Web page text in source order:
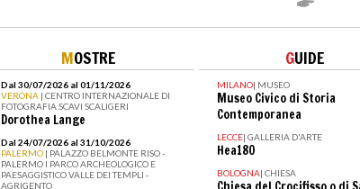
MOSTRE
Dal 30/07/2026 al 01/11/2026
VERONA | CENTRO INTERNAZIONALE DI
FOTOGRAFIA SCAVI SCALIGERI
Dorothea Lange
Dal 24/07/2026 al 31/10/2026
PALERMO | PALAZZO BELMONTE RISO -
PALERMO I PARCO ARCHEOLOGICO E
PAESAGGISTICO VALLE DEI TEMPLI -
AGRIGENTO
GUIDE
MILANO| MUSEO
Museo Civico di Storia
Contemporanea
LECCE| GALLERIA D'ARTE
Hea180
BOLOGNA| CHIESA